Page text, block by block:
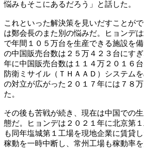
悩みもそこにあるだろう」と話した。
これといった解決策を見いだすことが
は鄭会長のまた別の悩みだ。ヒョンデ
で年間１０５万台を生産できる施設を
の中国販売台数は２５万４２３台にす
年に中国販売台数は１１４万２０１６
防衛ミサイル（ＴＨＡＡＤ）システム
の対立が広がった２０１７年には７８
た。
その後も苦戦が続き、現在は中国での
態だ。ヒョンデは２０２１年に北京第
も同年塩城第１工場を現地企業に賃貸
稼動を一時中断し、常州工場も稼動率を